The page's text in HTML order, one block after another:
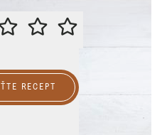
PROSÍME VÁS O OHODNOTENIE
RECEPT